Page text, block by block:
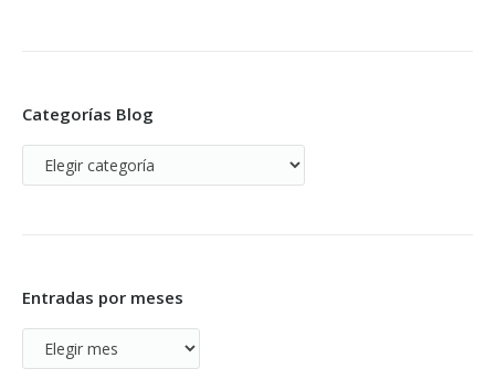
Categorías Blog
Categorías
Blog
Entradas por meses
Entradas
por